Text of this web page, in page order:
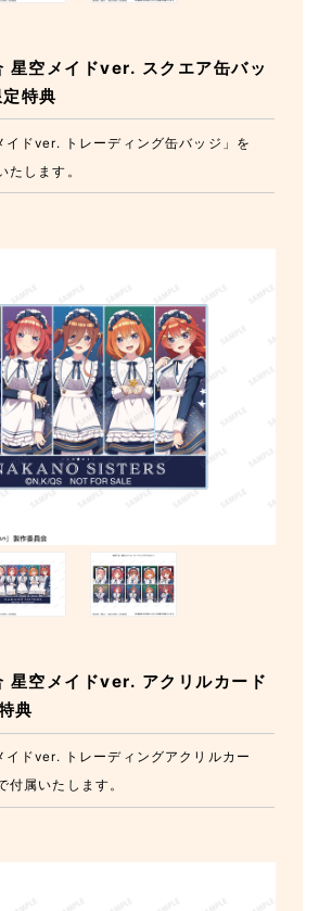
星空メイドver. スクエア缶バッ
特典
イドver. トレーディング缶バッジ」を
たします。
星空メイドver. アクリルカード
典
イドver. トレーディングアクリルカー
付属いたします。